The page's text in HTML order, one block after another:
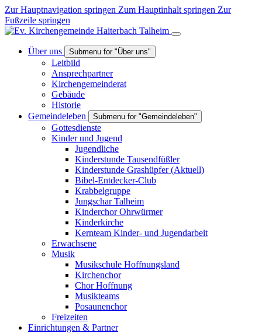
Zur Hauptnavigation springen Zum Hauptinhalt springen Zur
Fußzeile springen
Über uns Submenu for "Über uns"
Leitbild
Ansprechpartner
Kirchengemeinderat
Gebäude
Historie
Gemeindeleben
Submenu for "Gemeindeleben"
Gottesdienste
Kinder und Jugend
Jugendliche
Kinderstunde Tausendfüßler
Kinderstunde Grashüpfer(Aktuell)
Bibel-Entdecker-Club
Krabbelgruppe
Jungschar Talheim
Kinderchor Ohrwürmer
Kinderkirche
Kernteam Kinder- und Jugendarbeit
Erwachsene
Musik
Musikschule Hoffnungsland
Kirchenchor
Chor Hoffnung
Musikteams
Posaunenchor
Freizeiten
Einrichtungen & Partner